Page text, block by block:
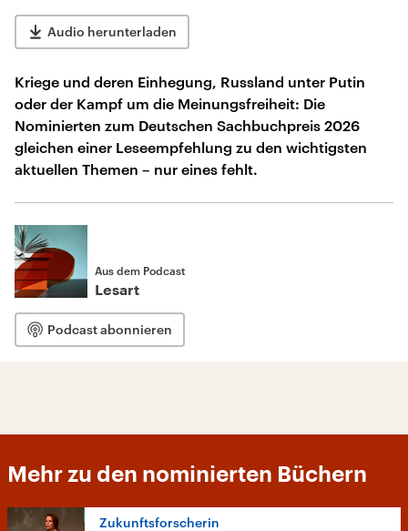
Audio herunterladen
Kriege und deren Einhegung, Russland unter Putin
oder der Kampf um die Meinungsfreiheit: Die
Nominierten zum Deutschen Sachbuchpreis 2026
gleichen einer Leseempfehlung zu den wichtigsten
aktuellen Themen – nur eines fehlt.
Aus dem Podcast
Lesart
Podcast abonnieren
Mehr zu den nominierten Büchern
Zukunftsforscherin